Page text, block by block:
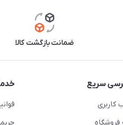
ضمانت بازگشت کالا
سریع
کاربری
فروشگاه